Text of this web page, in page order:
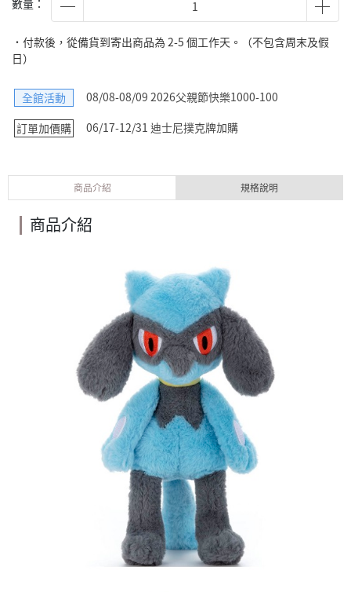
數量：
˙付款後，從備貨到寄出商品為 2-5 個工作天。（不包含周末及假
日）
全館活動
08/08-08/09 2026父親節快樂1000-100
訂單加價購
06/17-12/31 迪士尼撲克牌加購
商品介紹 規格說明
商品介紹